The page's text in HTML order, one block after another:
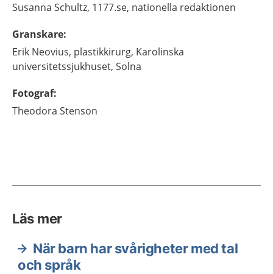
Susanna Schultz, 1177.se, nationella redaktionen
Granskare:
Erik Neovius, plastikkirurg, Karolinska
universitetssjukhuset, Solna
Fotograf:
Theodora Stenson
Läs mer
När barn har svårigheter med tal
och språk